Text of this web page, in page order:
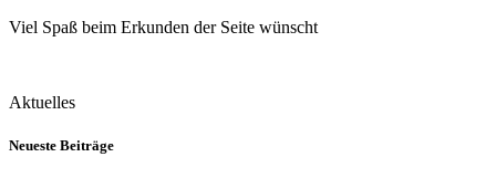
Viel Spaß beim Erkunden der Seite wünscht
Aktuelles
Neueste Beiträge